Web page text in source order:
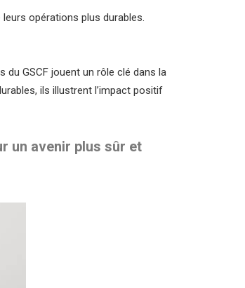
opérations plus durables.
du GSCF jouent un rôle clé dans la
ils illustrent l’impact positif
un avenir plus sûr et